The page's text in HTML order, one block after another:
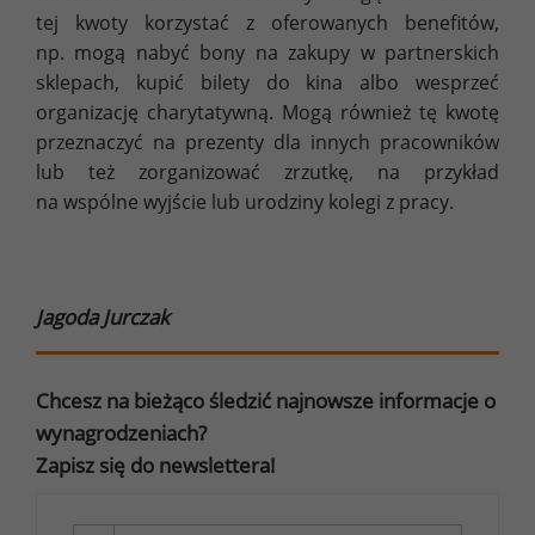
tej kwoty korzystać z oferowanych benefitów,
np. mogą nabyć bony na zakupy w partnerskich
sklepach, kupić bilety do kina albo wesprzeć
organizację charytatywną. Mogą również tę kwotę
przeznaczyć na prezenty dla innych pracowników
lub też zorganizować zrzutkę, na przykład
na wspólne wyjście lub urodziny kolegi z pracy.
Jagoda Jurczak
Chcesz na bieżąco śledzić najnowsze informacje o
wynagrodzeniach?
Zapisz się do newslettera!